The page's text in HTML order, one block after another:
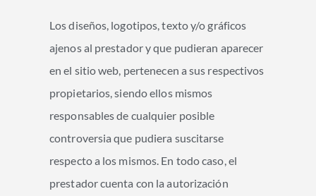
Los diseños, logotipos, texto y/o gráficos
ajenos al prestador y que pudieran aparecer
en el sitio web, pertenecen a sus respectivos
propietarios, siendo ellos mismos
responsables de cualquier posible
controversia que pudiera suscitarse
respecto a los mismos. En todo caso, el
prestador cuenta con la autorización